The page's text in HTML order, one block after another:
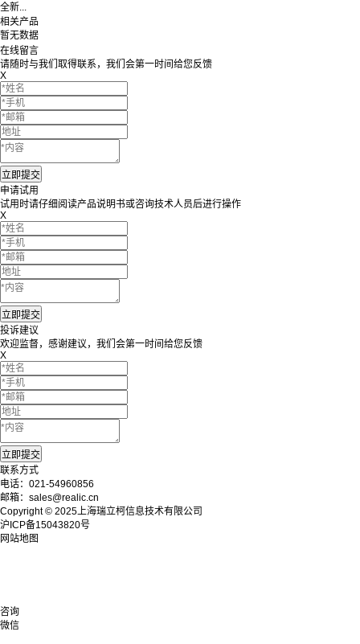
全新...
相关产品
暂无数据
在线留言
请随时与我们取得联系，我们会第一时间给您反馈
X
申请试用
试用时请仔细阅读产品说明书或咨询技术人员后进行操作
X
投诉建议
欢迎监督，感谢建议，我们会第一时间给您反馈
X
联系方式
电话：021-54960856
邮箱：sales@realic.cn
Copyright © 2025上海瑞立柯信息技术有限公司
沪ICP备15043820号
网站地图
咨询
微信